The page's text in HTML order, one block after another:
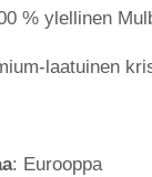
% ylellinen
laatuinen
: Eurooppa